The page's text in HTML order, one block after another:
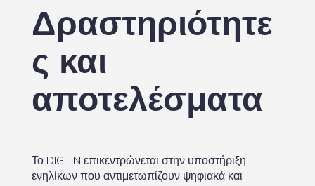
Δραστηριότητε
ς και
αποτελέσματα
Το DIGI-iN επικεντρώνεται στην υποστήριξη
ενηλίκων που αντιμετωπίζουν ψηφιακά και